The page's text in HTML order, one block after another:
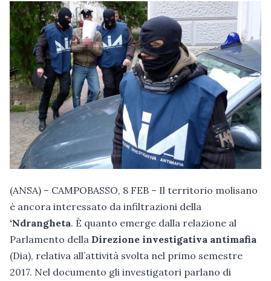
(ANSA) – CAMPOBASSO, 8 FEB – Il territorio molisano
è ancora interessato da infiltrazioni della
‘Ndrangheta. È quanto emerge dalla relazione al
Parlamento della Direzione investigativa antimafia
(Dia), relativa all’attività svolta nel primo semestre
2017. Nel documento gli investigatori parlano di